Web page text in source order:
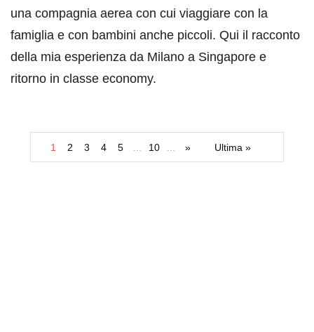
una compagnia aerea con cui viaggiare con la
famiglia e con bambini anche piccoli. Qui il racconto
della mia esperienza da Milano a Singapore e
ritorno in classe economy.
1 2 3 4 5 10 » Ultima »